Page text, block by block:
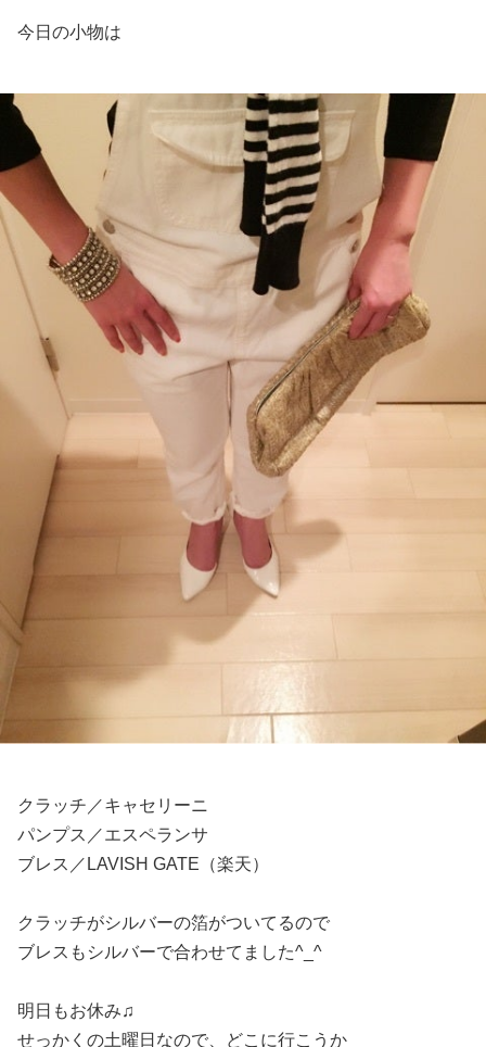
今日の小物は
クラッチ／キャセリーニ
パンプス／エスペランサ
ブレス／LAVISH GATE（楽天）
クラッチがシルバーの箔がついてるので
ブレスもシルバーで合わせてました^_^
明日もお休み♫
せっかくの土曜日なので、どこに行こうか